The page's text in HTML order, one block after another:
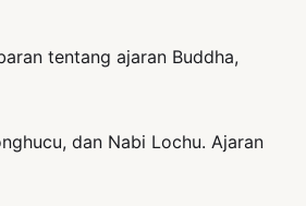
tentang ajaran Buddha,
dan Nabi Lochu. Ajaran